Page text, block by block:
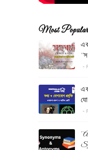
Most Popular